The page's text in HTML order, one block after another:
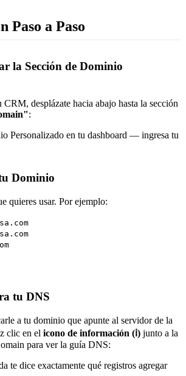
Paso a Paso
la Sección de Dominio
CRM, desplázate hacia abajo hasta la sección
:
Personalizado en tu dashboard — ingresa tu
Dominio
quieres usar. Por ejemplo:
tu DNS
a tu dominio que apunte al servidor de la
clic en el icono de información (ℹ️) junto a la
para ver la guía DNS:
te dice exactamente qué registros agregar